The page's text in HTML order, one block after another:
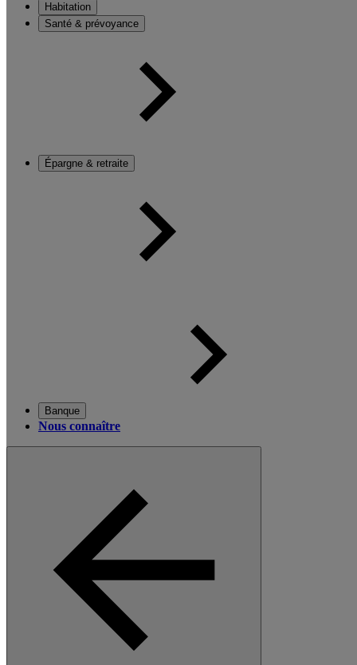
Habitation
Santé & prévoyance
Épargne & retraite
Banque
Nous connaître